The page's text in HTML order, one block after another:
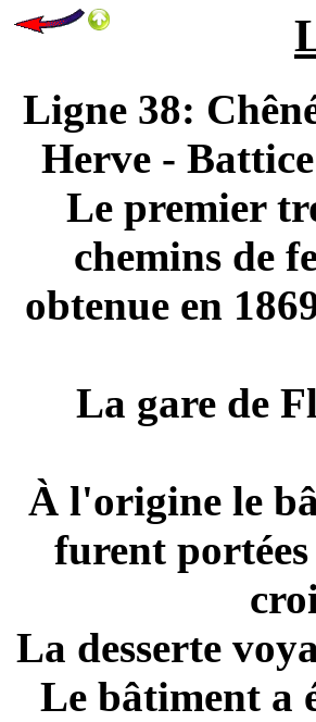
Ligne 38:
Herve -
Le premier
chemins de
obtenue en
La gare de
À l'origine le
furent
La desserte
Le bâtiment a